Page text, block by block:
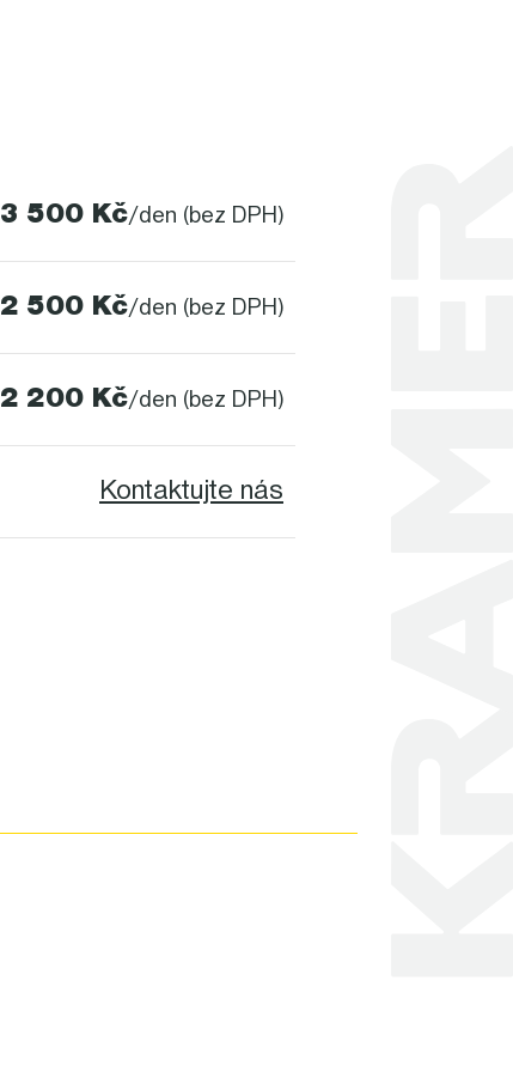
3 500 Kč/den (bez DPH)
2 500 Kč/den (bez DPH)
2 200 Kč/den (bez DPH)
Kontaktujte nás